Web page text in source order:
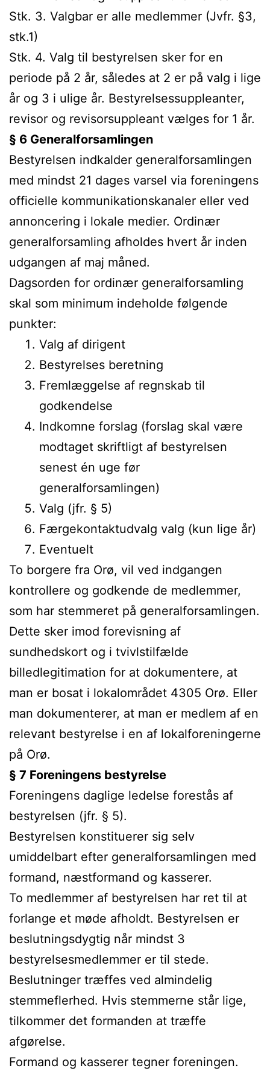
Stk. 3. Valgbar er alle medlemmer (Jvfr. §3,
stk.1)
Stk. 4. Valg til bestyrelsen sker for en
periode på 2 år, således at 2 er på valg i lige
år og 3 i ulige år. Bestyrelsessuppleanter,
revisor og revisorsuppleant vælges for 1 år.
§ 6 Generalforsamlingen
Bestyrelsen indkalder generalforsamlingen
med mindst 21 dages varsel via foreningens
officielle kommunikationskanaler eller ved
annoncering i lokale medier. Ordinær
generalforsamling afholdes hvert år inden
udgangen af maj måned.
Dagsorden for ordinær generalforsamling
skal som minimum indeholde følgende
punkter:
Valg af dirigent
Bestyrelses beretning
Fremlæggelse af regnskab til
godkendelse
Indkomne forslag (forslag skal være
modtaget skriftligt af bestyrelsen
senest én uge før
generalforsamlingen)
Valg (jfr. § 5)
Færgekontaktudvalg valg (kun lige år)
Eventuelt
To borgere fra Orø, vil ved indgangen
kontrollere og godkende de medlemmer,
som har stemmeret på generalforsamlingen.
Dette sker imod forevisning af
sundhedskort og i tvivlstilfælde
billedlegitimation for at dokumentere, at
man er bosat i lokalområdet 4305 Orø. Eller
man dokumenterer, at man er medlem af en
relevant bestyrelse i en af lokalforeningerne
på Orø.
§ 7 Foreningens bestyrelse
Foreningens daglige ledelse forestås af
bestyrelsen (jfr. § 5).
Bestyrelsen konstituerer sig selv
umiddelbart efter generalforsamlingen med
formand, næstformand og kasserer.
To medlemmer af bestyrelsen har ret til at
forlange et møde afholdt. Bestyrelsen er
beslutningsdygtig når mindst 3
bestyrelsesmedlemmer er til stede.
Beslutninger træffes ved almindelig
stemmeflerhed. Hvis stemmerne står lige,
tilkommer det formanden at træffe
afgørelse.
Formand og kasserer tegner foreningen.